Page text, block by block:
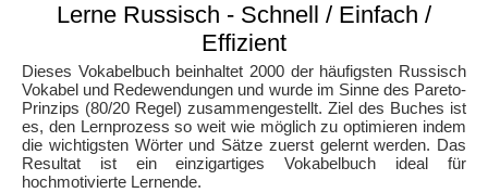
Lerne Russisch - Schnell / Einfach /
Effizient
Dieses Vokabelbuch beinhaltet 2000 der häufigsten Russisch
Vokabel und Redewendungen und wurde im Sinne des Pareto-
Prinzips (80/20 Regel) zusammengestellt. Ziel des Buches ist
es, den Lernprozess so weit wie möglich zu optimieren indem
die wichtigsten Wörter und Sätze zuerst gelernt werden. Das
Resultat ist ein einzigartiges Vokabelbuch ideal für
hochmotivierte Lernende.